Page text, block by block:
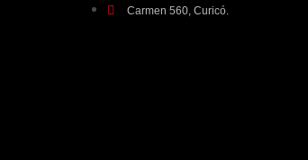
Carmen 560, Curicó.